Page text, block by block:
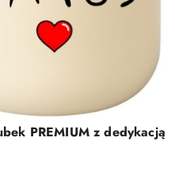
PREMIUM z dedykacją